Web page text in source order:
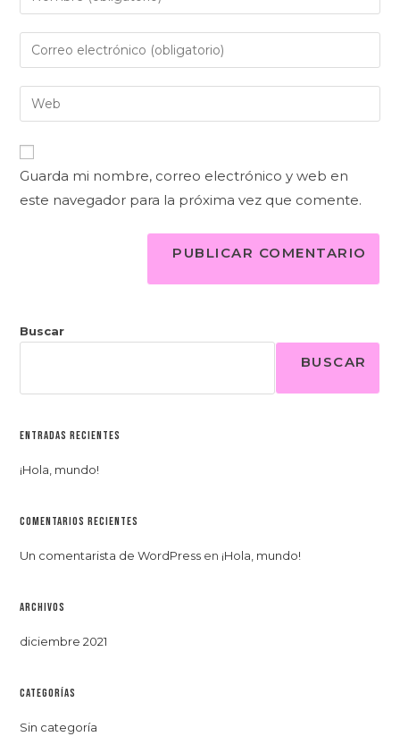
Guarda mi nombre, correo electrónico y web en
este navegador para la próxima vez que comente.
Buscar
BUSCAR
Entradas recientes
¡Hola, mundo!
Comentarios recientes
Un comentarista de WordPress en ¡Hola, mundo!
Archivos
diciembre 2021
Categorías
Sin categoría